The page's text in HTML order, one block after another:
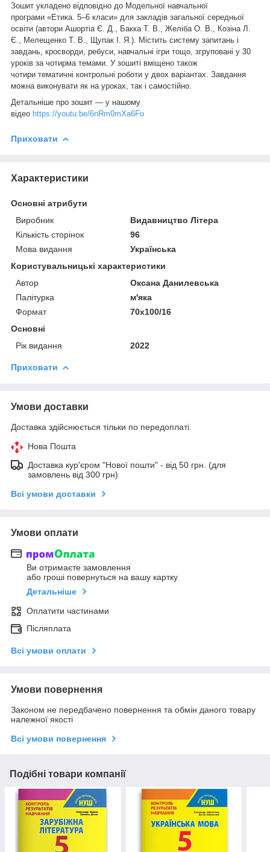
Зошит укладено відповідно до Модельної навчальної
програми «Етика. 5–6 класи» для закладів загальної середньої
освіти (автори Ашортіа Є. Д., Бакка Т. В., Желіба О. В., Козіна Л.
Є., Мелещенко Т. В., Щупак І. Я.). Містить систему запитань і
завдань, кросворди, ребуси, навчальні ігри тощо, згруповані у 30
уроків за чотирма темами. У зошиті вміщено також
чотири тематичні контрольні роботи у двох варіантах. Завдання
можна виконувати як на уроках, так і самостійно.
Детальніше про зошит — у нашому
відео https://youtu.be/6nRm0mXa6Fo
Приховати
Характеристики
Основні атрибути
Виробник
Видавництво Літера
Кількість сторінок
96
Мова видання
Українська
Користувальницькі характеристики
Автор
Оксана Данилевська
Палітурка
м'яка
Формат
70х100/16
Основні
Рік видання
2022
Приховати
Умови доставки
Доставка здійснюється тільки по передоплаті.
Нова Пошта
Доставка кур'єром "Нової пошти" - від 50 грн. (для
замовлень від 300 грн)
Всі умови доставки
Умови оплати
Ви отримаєте замовлення
або гроші повернуться на вашу картку
Детальніше
Оплатити частинами
Післяплата
Всі умови оплати
Умови повернення
Законом не передбачено повернення та обмін даного товару
належної якості
Всі умови повернення
Подібні товари компанії